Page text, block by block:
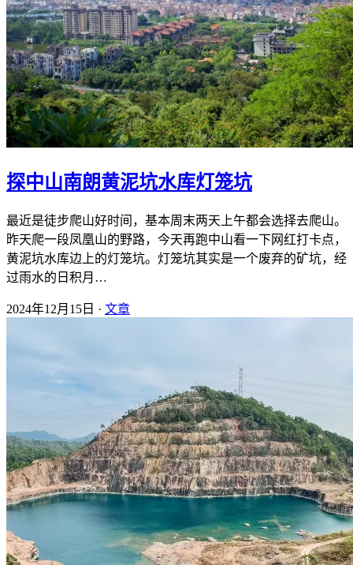
探中山南朗黄泥坑水库灯笼坑
最近是徒步爬山好时间，基本周末两天上午都会选择去爬山。
昨天爬一段凤凰山的野路，今天再跑中山看一下网红打卡点，
黄泥坑水库边上的灯笼坑。灯笼坑其实是一个废弃的矿坑，经
过雨水的日积月…
2024年12月15日 · 文章